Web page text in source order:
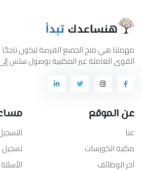
مهمتنا هي منح الجميع الفرصة ليكون
القوى العاملة غير المكتبية بوصول سلس
عن الموقع
عنا
مكتبة الكورسات
آخر الوظائف
تسجيل